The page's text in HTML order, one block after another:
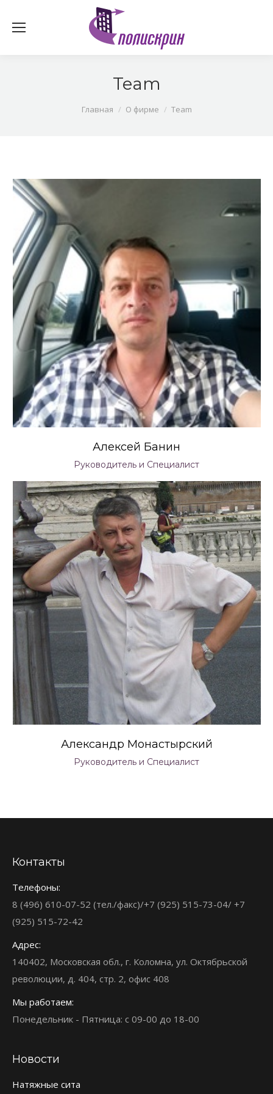
Team
Главная О фирме Team
Алексей Банин
Руководитель и Специалист
Александр Монастырский
Руководитель и Специалист
Контакты
Телефоны:
8 (496) 610-07-52 (тел./факс)/+7 (925) 515-73-04/ +7
(925) 515-72-42
Адрес:
140402, Московская обл., г. Коломна, ул. Октябрьской
революции, д. 404, стр. 2, офис 408
Мы работаем:
Понедельник - Пятница: с 09-00 до 18-00
Новости
Натяжные сита